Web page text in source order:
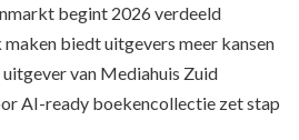
begint 2026 verdeeld
biedt uitgevers meer kansen
van Mediahuis Zuid
AI-ready boekencollectie zet stap